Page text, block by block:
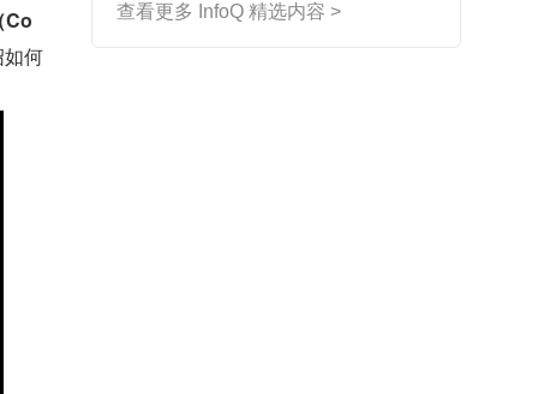
Co
何
查看更多 InfoQ 精选内容 >